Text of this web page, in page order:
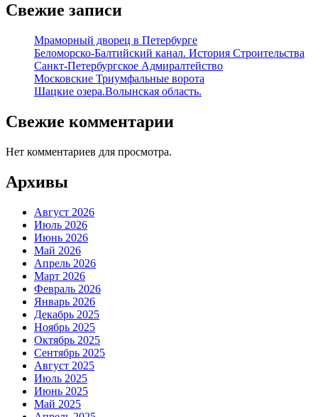
Свежие записи
Мраморный дворец в Петербурге
Беломорско-Балтийский канал. История Строительства
Санкт-Петербургское Адмиралтейство
Московские Триумфальные ворота
Шацкие озера.Волынская область.
Свежие комментарии
Нет комментариев для просмотра.
Архивы
Август 2026
Июль 2026
Июнь 2026
Май 2026
Апрель 2026
Март 2026
Февраль 2026
Январь 2026
Декабрь 2025
Ноябрь 2025
Октябрь 2025
Сентябрь 2025
Август 2025
Июль 2025
Июнь 2025
Май 2025